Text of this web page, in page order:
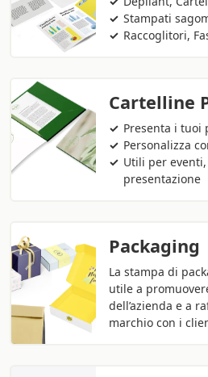
Stampati
Raccoglitori,
Cartelline
Presenta i tuoi
Personalizza
Utili per
presentazione
Packaging
La stampa di
utile a
dell’azienda e a
marchio con i